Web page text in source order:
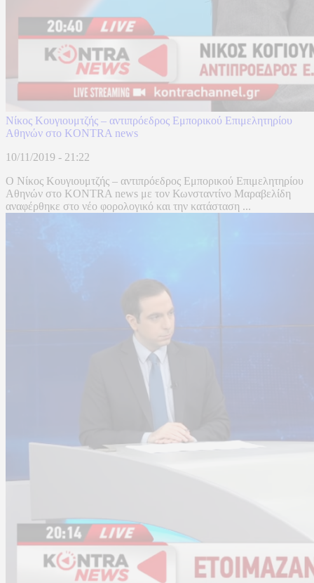
Νίκος Κουγιουμτζής – αντιπρόεδρος Εμπορικού Επιμελητηρίου
Αθηνών στο KONTRA news
10/11/2019 - 21:22
Ο Νίκος Κουγιουμτζής – αντιπρόεδρος Εμπορικού Επιμελητηρίου
Αθηνών στο KONTRA news με τον Κωνσταντίνο Μαραβελίδη
αναφέρθηκε στο νέο φορολογικό και την κατάσταση ...